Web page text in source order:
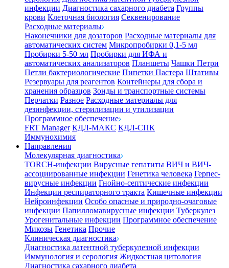
инфекции Диагностика сахарного диабета Группы
крови Клеточная биология Секвенирование
Расходные материалы
Наконечники для дозаторов Расходные материалы для
автоматических систем Микропробирки 0,1-5 мл
Пробирки 5-50 мл Пробирки для ИФА и
автоматических анализаторов Планшеты Чашки Петри
Петли бактериологические Пипетки Пастера Штативы
Резервуары для реагентов Контейнеры для сбора и
хранения образцов Зонды и транспортные системы
Перчатки Разное Расходные материалы для
дезинфекции, стерилизации и утилизации
Программное обеспечение
FRT Manager КДЛ-МАКС КДЛ-СПК
Иммунохимия
Направления
Молекулярная диагностика
TORCH-инфекции Вирусные гепатиты ВИЧ и ВИЧ-
ассоциированные инфекции Генетика человека Герпес-
вирусные инфекции Гнойно-септические инфекции
Инфекции респираторного тракта Кишечные инфекции
Нейроинфекции Особо опасные и природно-очаговые
инфекции Папилломавирусные инфекции Туберкулез
Урогенитальные инфекции Программное обеспечение
Микозы Генетика Прочие
Клиническая диагностика
Диагностика латентной туберкулезной инфекции
Иммунология и серология Жидкостная цитология
Диагностика сахарного диабета